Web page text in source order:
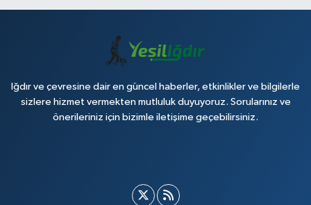
Iğdır ve çevresine dair en güncel haberler, etkinlikler ve bilgilerle
sizlere hizmet vermekten mutluluk duyuyoruz. Sorularınız ve
önerileriniz için bizimle iletişime geçebilirsiniz.